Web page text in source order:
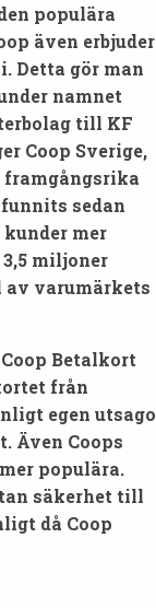
populära
även erbjuder
Detta gör man
namnet
till KF
Coop Sverige,
framgångsrika
sedan
mer
miljoner
av varumärkets
Betalkort
från
egen utsago
Även Coops
populära.
säkerhet till
då Coop